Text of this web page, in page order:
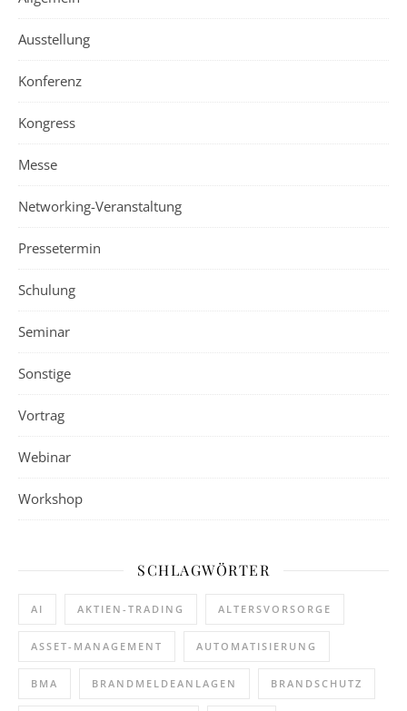
Ausstellung
Konferenz
Kongress
Messe
Networking-Veranstaltung
Pressetermin
Schulung
Seminar
Sonstige
Vortrag
Webinar
Workshop
SCHLAGWÖRTER
AI AKTIEN-TRADING ALTERSVORSORGE
ASSET-MANAGEMENT AUTOMATISIERUNG
BMA BRANDMELDEANLAGEN BRANDSCHUTZ